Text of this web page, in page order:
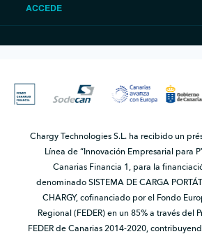
ACCEDE
Chargy Technologies S.L. ha recibido un
Línea de “Innovación Empresarial para
Canarias Financia 1, para la
denominado SISTEMA DE CARGA
CHARGY, cofinanciado por el Fondo
Regional (FEDER) en un 85% a través del
FEDER de Canarias 2014-2020,